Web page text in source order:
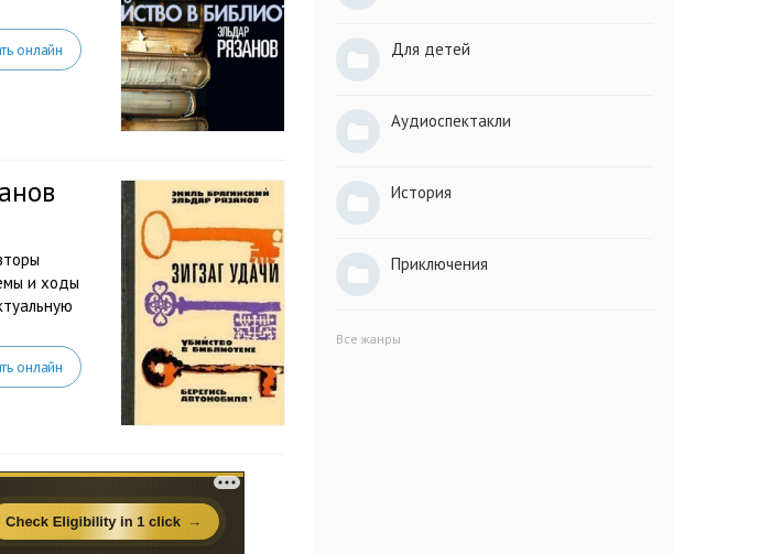
онлайн
и ходы
онлайн
Для детей
Аудиоспектакли
История
Приключения
Все жанры